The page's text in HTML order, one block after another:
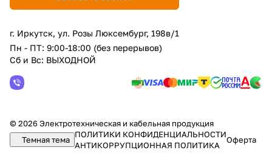
г. Иркутск, ул. Розы Люксембург, 198в/1
Пн - ПТ: 9:00-18:00 (без перерывов)
Сб и Вс: ВЫХОДНОЙ
© 2026 Электротехническая и кабельная продукция
Темная тема
ПОЛИТИКИ КОНФИДЕНЦИАЛЬНОСТИ
АНТИКОРРУПЦИОННАЯ ПОЛИТИКА
Оферта